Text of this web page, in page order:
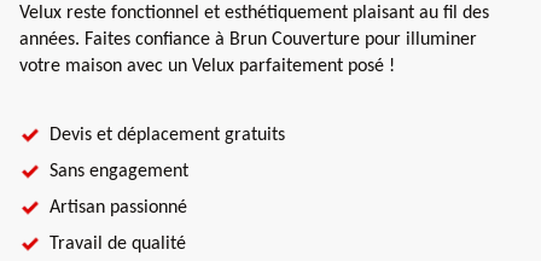
Velux reste fonctionnel et esthétiquement plaisant au fil des
années. Faites confiance à Brun Couverture pour illuminer
votre maison avec un Velux parfaitement posé !
Devis et déplacement gratuits
Sans engagement
Artisan passionné
Travail de qualité